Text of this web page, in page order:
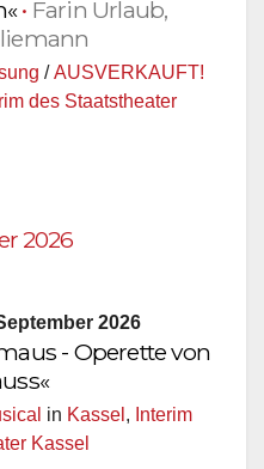
• Farin Urlaub,
/AUSVERKAUFT!
des Staatstheater
2026
2026
- Operette von
in Kassel , Interim
Kassel